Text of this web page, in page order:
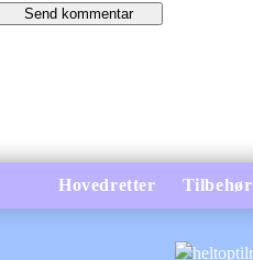
Hovedretter Tilbehør